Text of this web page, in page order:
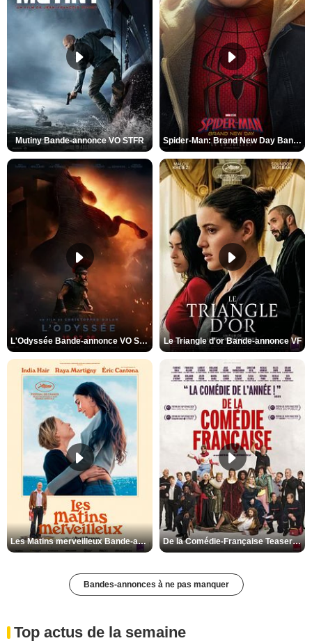
Mutiny Bande-annonce VO STFR Spider-Man: Brand New Day Bande-annonce VO STFR
L'Odyssée Bande-annonce VO STFR Le Triangle d'or Bande-annonce VF
Les Matins merveilleux Bande-annonce VF De la Comédie-Française Teaser VF
Bandes-annonces à ne pas manquer
Top actus de la semaine